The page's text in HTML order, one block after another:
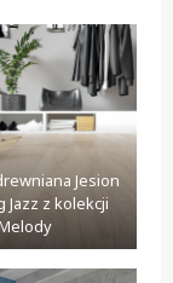
Jesion
Jazz z kolekcji